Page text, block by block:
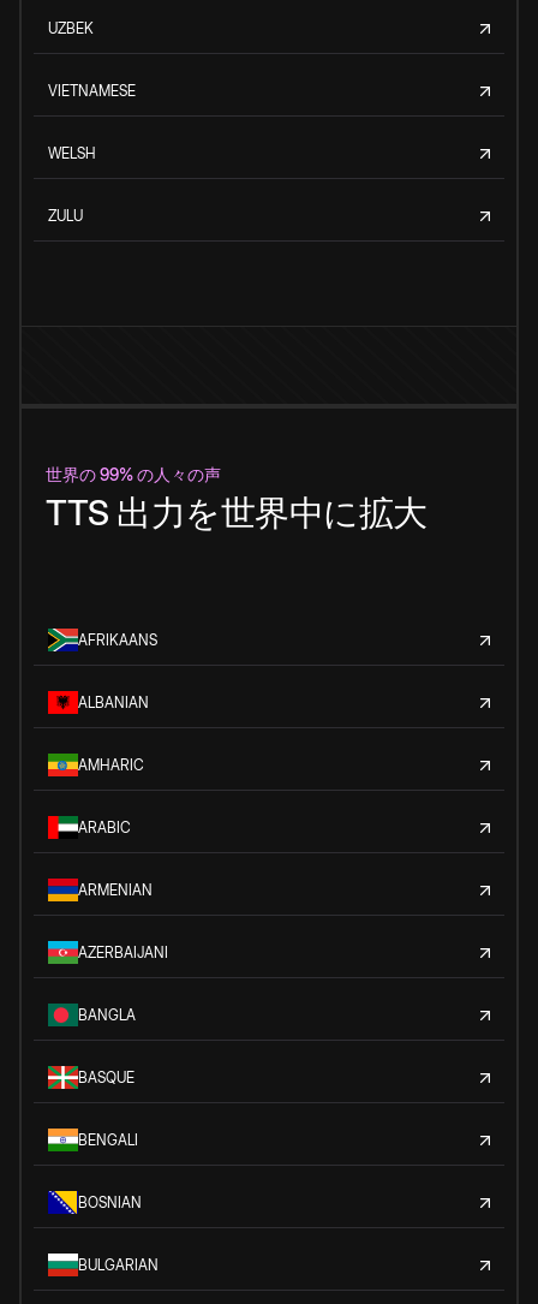
UZBEK
VIETNAMESE
WELSH
ZULU
世界の 99% の人々の声
TTS 出力を世界中に拡大
AFRIKAANS
ALBANIAN
AMHARIC
ARABIC
ARMENIAN
AZERBAIJANI
BANGLA
BASQUE
BENGALI
BOSNIAN
BULGARIAN